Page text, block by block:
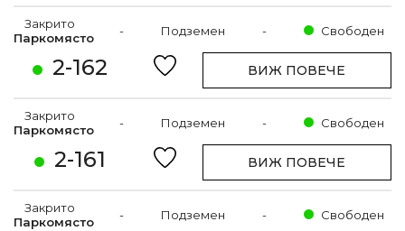
2-162
Закрито
Паркомясто
- Подземен - Свободен
ВИЖ ПОВЕЧЕ
2-161
Закрито
Паркомясто
- Подземен - Свободен
ВИЖ ПОВЕЧЕ
Закрито
Паркомясто
- Подземен - Свободен